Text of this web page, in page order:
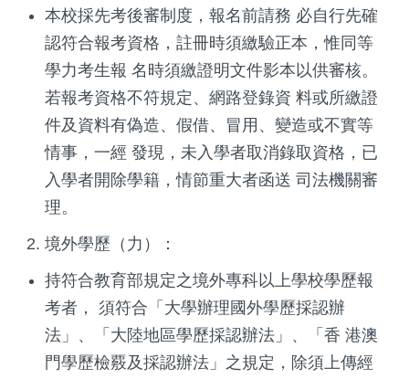
本校採先考後審制度，報名前請務 必自行先確
認符合報考資格，註冊時須繳驗正本，惟同等
學力考生報 名時須繳證明文件影本以供審核。
若報考資格不符規定、網路登錄資 料或所繳證
件及資料有偽造、假借、冒用、變造或不實等
情事，一經 發現，未入學者取消錄取資格，已
入學者開除學籍，情節重大者函送 司法機關審
理。
2. 境外學歷（力）：
持符合教育部規定之境外專科以上學校學歷報
考者， 須符合「大學辦理國外學歷採認辦
法」、「大陸地區學歷採認辦法」、「香 港澳
門學歷檢覈及採認辦法」之規定，除須上傳經